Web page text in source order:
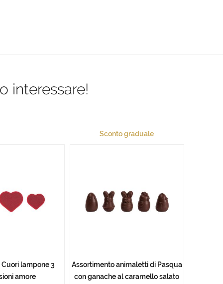
interessare!
lampone 3
amore
Sconto graduale
Assortimento animaletti di Pasqua
con ganache al caramello salato